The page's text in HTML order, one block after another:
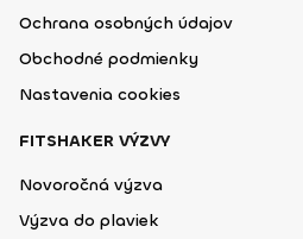
Ochrana osobných údajov
Obchodné podmienky
Nastavenia cookies
FITSHAKER VÝZVY
Novoročná výzva
Výzva do plaviek